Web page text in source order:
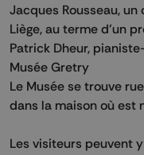
Jacques Rousseau,
Liège, au terme d’un
Patrick Dheur,
Musée Gretry
Le Musée se trouve
dans la maison où est
Les visiteurs peuvent